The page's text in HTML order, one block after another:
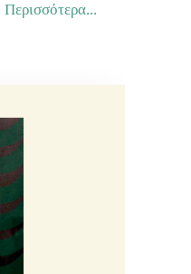
Περισσότερα...